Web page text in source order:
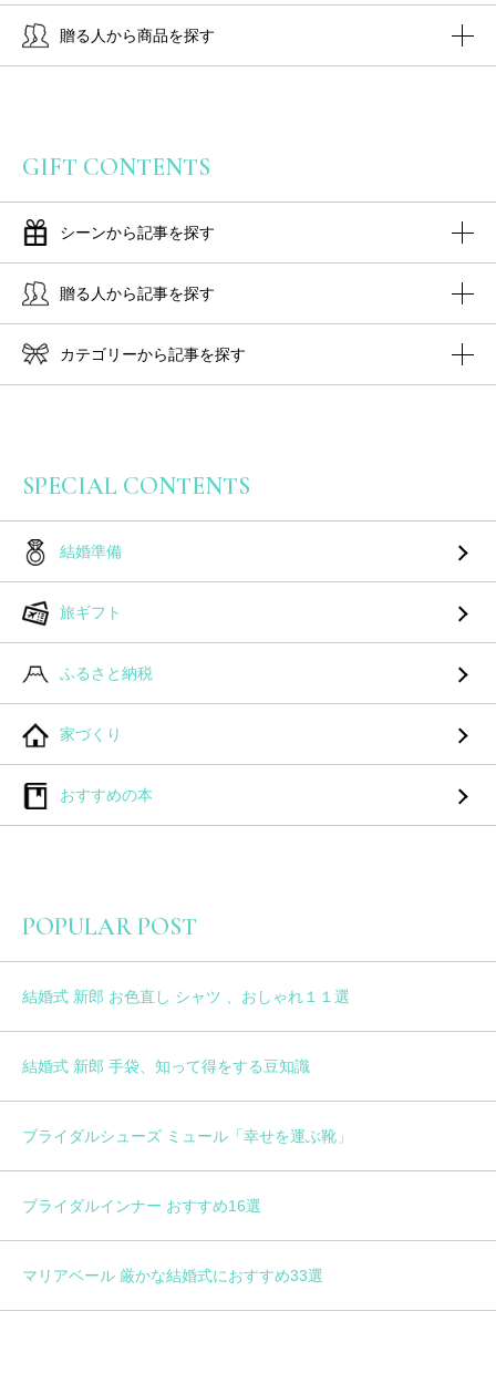
贈る人から商品を探す
GIFT CONTENTS
シーンから記事を探す
贈る人から記事を探す
カテゴリーから記事を探す
SPECIAL CONTENTS
結婚準備
旅ギフト
ふるさと納税
家づくり
おすすめの本
POPULAR POST
結婚式 新郎 お色直し シャツ 、おしゃれ１１選
結婚式 新郎 手袋、知って得をする豆知識
ブライダルシューズ ミュール「幸せを運ぶ靴」
ブライダルインナー おすすめ16選
マリアベール 厳かな結婚式におすすめ33選